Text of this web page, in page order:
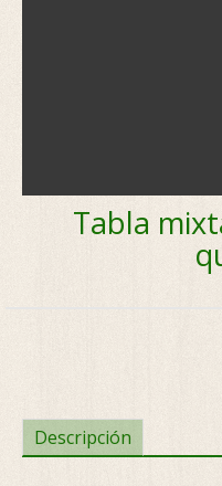
Tabla
Descripción